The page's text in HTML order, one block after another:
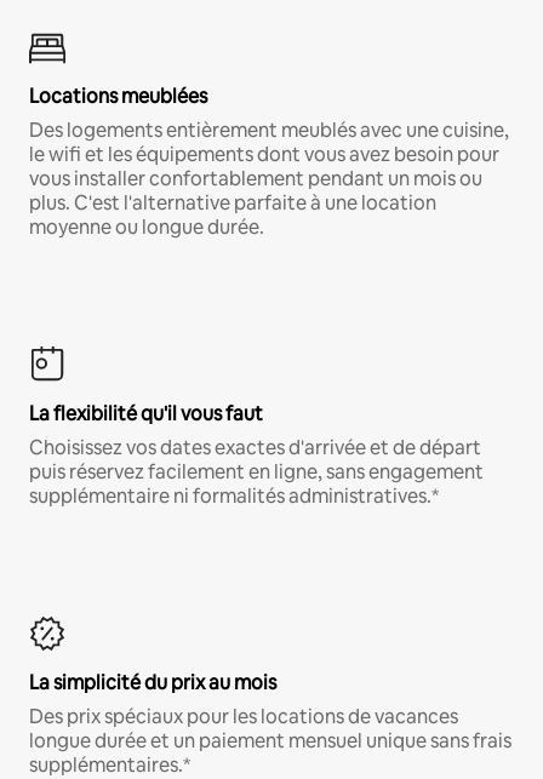
Locations meublées
Des logements entièrement meublés avec une cuisine,
le wifi et les équipements dont vous avez besoin pour
vous installer confortablement pendant un mois ou
plus. C'est l'alternative parfaite à une location
moyenne ou longue durée.
La flexibilité qu'il vous faut
Choisissez vos dates exactes d'arrivée et de départ
puis réservez facilement en ligne, sans engagement
supplémentaire ni formalités administratives.*
La simplicité du prix au mois
Des prix spéciaux pour les locations de vacances
longue durée et un paiement mensuel unique sans frais
supplémentaires.*